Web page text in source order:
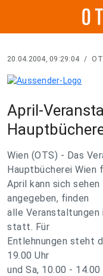
20.04.2004, 09:29:04 /
April-
Wien (OTS) - Das
Hauptbücherei Wien
April kann sich
angegeben, finden
alle Veranstaltungen
statt. Für
Entlehnungen steht
19.00 Uhr
und Sa, 10.00 -